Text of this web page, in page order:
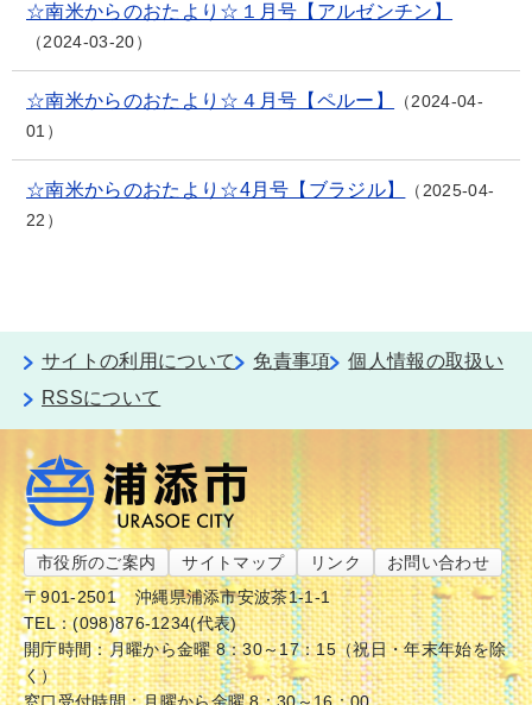
☆南米からのおたより☆１月号【アルゼンチン】
2024-03-20
☆南米からのおたより☆４月号【ペルー】
2024-04-
01
☆南米からのおたより☆4月号【ブラジル】
2025-04-
22
サイトの利用について 免責事項
個人情報の取扱い
RSSについて
市役所のご案内 サイトマップ リンク
お問い合わせ
〒901-2501
沖縄県浦添市安波茶1-1-1
TEL：(098)876-1234(代表)
開庁時間：月曜から金曜 8：30～17：15（祝日・年末年始を除
く）